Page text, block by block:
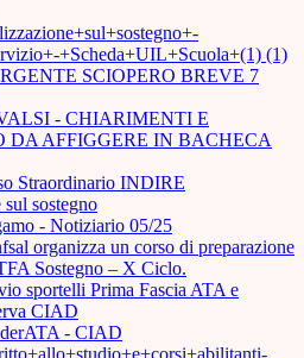
+Scheda+UIL+Scuola+(1) (1)
SCIOPERO BREVE 7
- CHIARIMENTI E
DA AFFIGGERE IN BACHECA
Straordinario INDIRE
sostegno
- Notiziario 05/25
organizza un corso di preparazione
Sostegno – X Ciclo.
sportelli Prima Fascia ATA e
CIAD
- CIAD